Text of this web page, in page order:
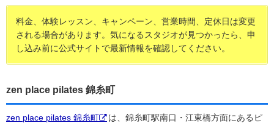
料金、体験レッスン、キャンペーン、営業時間、定休日は変更
される場合があります。気になるスタジオが見つかったら、申
し込み前に公式サイトで最新情報を確認してください。
zen place pilates 錦糸町
zen place pilates 錦糸町
は、錦糸町駅南口・江東橋方面にあるピ